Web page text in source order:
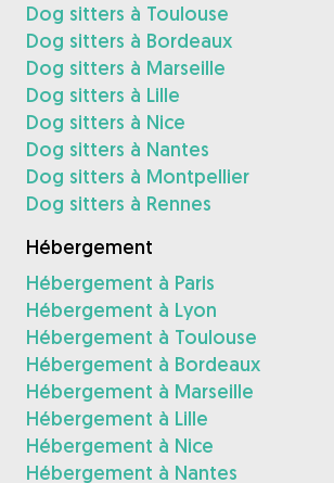
Dog sitters à Toulouse
Dog sitters à Bordeaux
Dog sitters à Marseille
Dog sitters à Lille
Dog sitters à Nice
Dog sitters à Nantes
Dog sitters à Montpellier
Dog sitters à Rennes
Hébergement
Hébergement à Paris
Hébergement à Lyon
Hébergement à Toulouse
Hébergement à Bordeaux
Hébergement à Marseille
Hébergement à Lille
Hébergement à Nice
Hébergement à Nantes